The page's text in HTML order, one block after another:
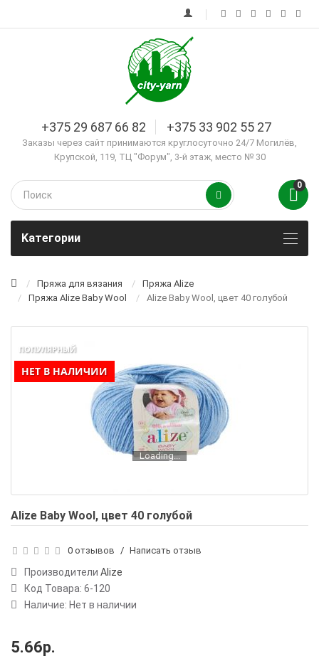
+375 29 687 66 82 +375 33 902 55 27
Заказы через сайт принимаются круглосуточно 24/7 Могилёв,
Крупской, 119, ТЦ "Форум", 3-й этаж, место № 30
0
Kатегории
Пряжа для вязания
Пряжа Alize
Пряжа Alize Baby Wool
Alize Baby Wool, цвет 40 голубой
ПОПУЛЯРНЫЙ
НЕТ В НАЛИЧИИ
Loading...
Alize Baby Wool, цвет 40 голубой
0 отзывов / Написать отзыв
Производители Alize
Код Товара: 6-120
Наличие: Нет в наличии
5.66р.